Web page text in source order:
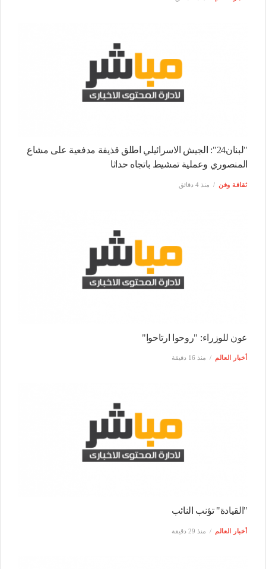
"لبنان24": الجيش الاسرائيلي اطلق قذيفة مدفعية على مشاع
المنصوري وعملية تمشيط باتجاه حداثا
ثقافة وفن منذ 4 دقائق
عون للوزراء: "روحوا ارتاحوا"
أخبار العالم منذ 16 دقيقة
"القيادة" تؤنب النائب
أخبار العالم منذ 29 دقيقة